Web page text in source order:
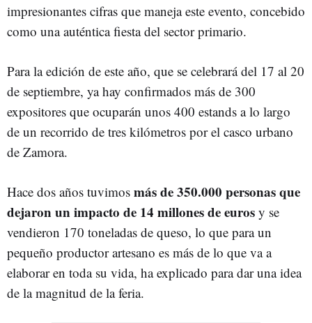
impresionantes cifras que maneja este evento, concebido
como una auténtica fiesta del sector primario.
Para la edición de este año, que se celebrará del 17 al 20
de septiembre, ya hay confirmados más de 300
expositores que ocuparán unos 400 estands a lo largo
de un recorrido de tres kilómetros por el casco urbano
de Zamora.
Hace dos años tuvimos más de 350.000 personas que
dejaron un impacto de 14 millones de euros y se
vendieron 170 toneladas de queso, lo que para un
pequeño productor artesano es más de lo que va a
elaborar en toda su vida, ha explicado para dar una idea
de la magnitud de la feria.